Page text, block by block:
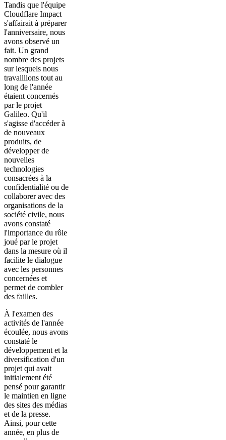
Tandis que l'équipe
Cloudflare Impact
s'affairait à préparer
l'anniversaire, nous
avons observé un
fait. Un grand
nombre des projets
sur lesquels nous
travaillions tout au
long de l'année
étaient concernés
par le projet
Galileo. Qu'il
s'agisse d'accéder à
de nouveaux
produits, de
développer de
nouvelles
technologies
consacrées à la
confidentialité ou de
collaborer avec des
organisations de la
société civile, nous
avons constaté
l'importance du rôle
joué par le projet
dans la mesure où il
facilite le dialogue
avec les personnes
concernées et
permet de combler
des failles.
À l'examen des
activités de l'année
écoulée, nous avons
constaté le
développement et la
diversification d'un
projet qui avait
initialement été
pensé pour garantir
le maintien en ligne
des sites des médias
et de la presse.
Ainsi, pour cette
année, en plus de